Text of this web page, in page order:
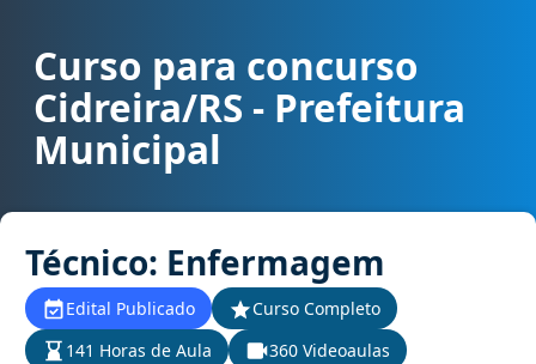
Curso para concurso RS - Cidreira/RS - Prefeitura Municipal cargo
Curso para concurso
Cidreira/RS - Prefeitura
Municipal
Técnico: Enfermagem
Edital Publicado
Curso Completo
141 Horas de Aula
360 Videoaulas